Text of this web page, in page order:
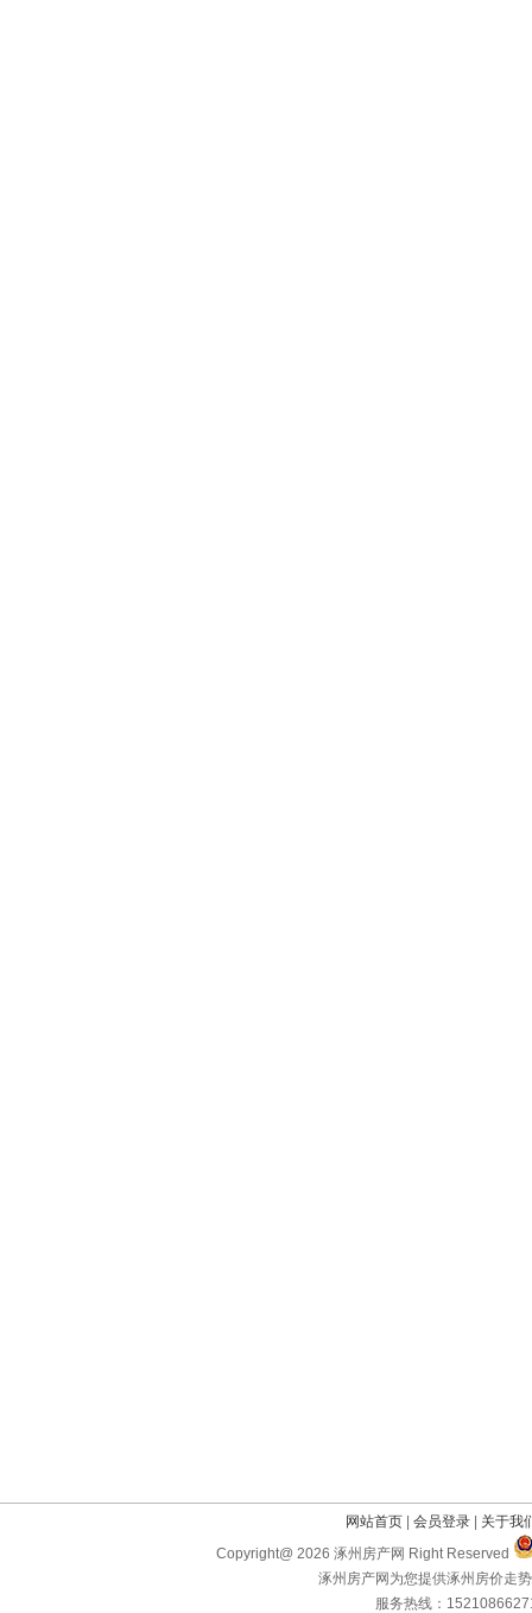
网站首页 会员登录
关于我
Copyright@ 2026 涿州房产网 Right Reserved
涿州房产网为您提供涿州房价走
服务热线：